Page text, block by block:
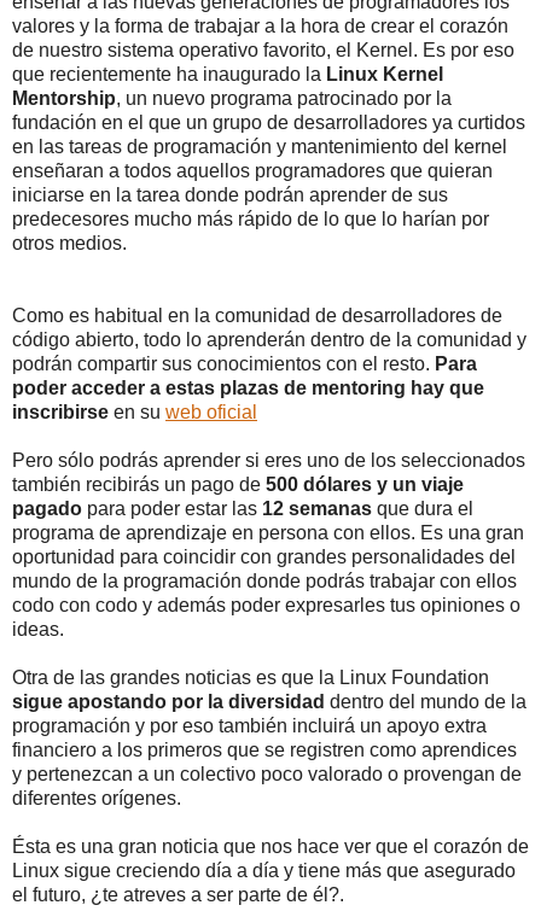
valores y la forma de trabajar a la hora de crear el corazón
de nuestro sistema operativo favorito, el Kernel. Es por eso
que recientemente ha inaugurado la Linux Kernel
Mentorship, un nuevo programa patrocinado por la
fundación en el que un grupo de desarrolladores ya curtidos
en las tareas de programación y mantenimiento del kernel
enseñaran a todos aquellos programadores que quieran
iniciarse en la tarea donde podrán aprender de sus
predecesores mucho más rápido de lo que lo harían por
otros medios.
Como es habitual en la comunidad de desarrolladores de
código abierto, todo lo aprenderán dentro de la comunidad y
podrán compartir sus conocimientos con el resto. Para
poder acceder a estas plazas de mentoring hay que
inscribirse en su web oficial
Pero sólo podrás aprender si eres uno de los seleccionados
también recibirás un pago de 500 dólares y un viaje
pagado para poder estar las 12 semanas que dura el
programa de aprendizaje en persona con ellos. Es una gran
oportunidad para coincidir con grandes personalidades del
mundo de la programación donde podrás trabajar con ellos
codo con codo y además poder expresarles tus opiniones o
ideas.
Otra de las grandes noticias es que la Linux Foundation
sigue apostando por la diversidad dentro del mundo de la
programación y por eso también incluirá un apoyo extra
financiero a los primeros que se registren como aprendices
y pertenezcan a un colectivo poco valorado o provengan de
diferentes orígenes.
Ésta es una gran noticia que nos hace ver que el corazón de
Linux sigue creciendo día a día y tiene más que asegurado
el futuro, ¿te atreves a ser parte de él?.